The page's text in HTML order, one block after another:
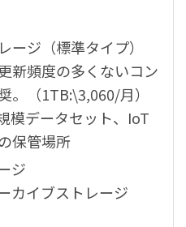
ージ（標準タイプ）
新頻度の多くないコン
。（1TB:\3,060/月）
模データセット、IoT
保管場所
ジ
カイブストレージ